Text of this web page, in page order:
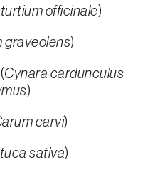
officinale)
graveolens)
Cynara cardunculus
)
carvi)
sativa)